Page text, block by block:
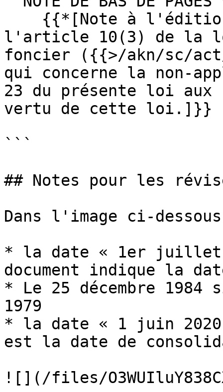
l'article 10(3) de la
foncier ({{>/akn/sc/
qui concerne la non-
23 du présente loi aux
vertu de cette loi.]}}
```
## Notes pour les
Dans l'image ci-
* la date « 1er juillet
document indique la
* Le 25 décembre
1979
* la date « 1 juin 2020
est la date de
![](/files/